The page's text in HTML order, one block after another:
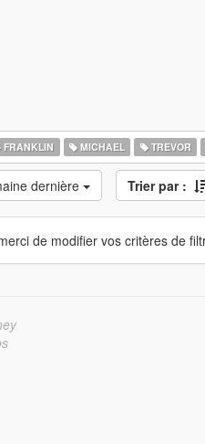
FRANKLIN MICHAEL TREVOR
dernière Trier par :
de modifier vos critères de